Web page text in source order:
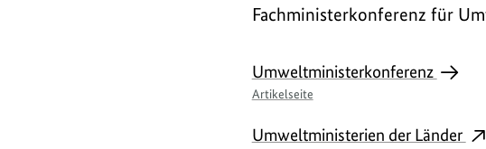
Fachministerkonferenz für
Umweltministerkonferenz
Artikelseite
Umweltministerien der Länder